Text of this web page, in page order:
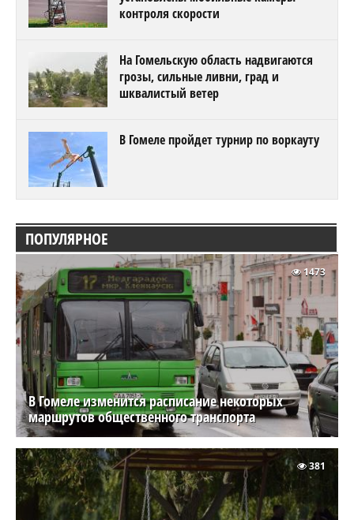
контроля скорости
На Гомельскую область надвигаются
грозы, сильные ливни, град и
шквалистый ветер
В Гомеле пройдет турнир по воркауту
ПОПУЛЯРНОЕ
В Гомеле изменится расписание некоторых
маршрутов общественного транспорта
1473
381